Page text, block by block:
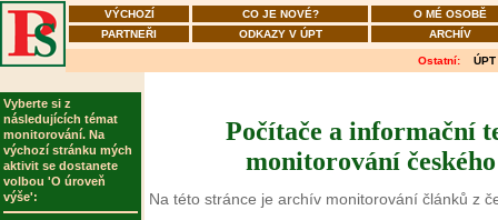
VÝCHOZÍ CO JE NOVÉ?
O MÉ OSOBĚ
PARTNEŘI
ODKAZY V ÚPT ARCHÍV
Ostatní: ÚPT
Vyberte si z
následujících témat
monitorování. Na
výchozí stránku mých
aktivit se dostanete
volbou 'O úroveň
výše':
Počítače a informační
monitorování
Na této stránce je archív monitorování článků z